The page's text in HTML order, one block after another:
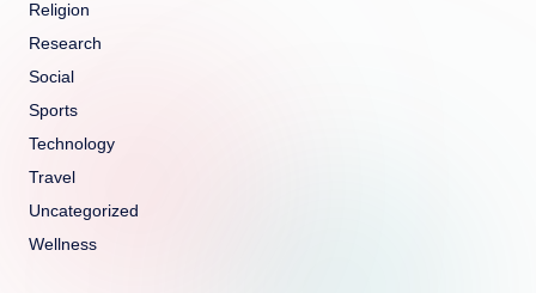
Religion
Research
Social
Sports
Technology
Travel
Uncategorized
Wellness